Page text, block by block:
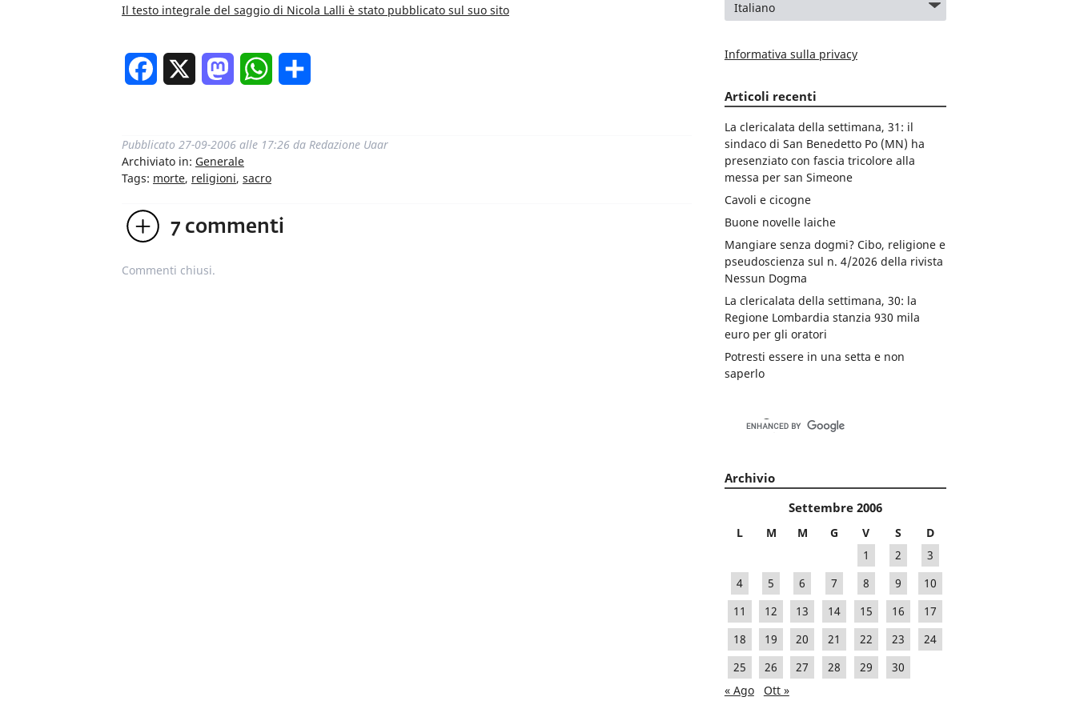
Il testo integrale del saggio di Nicola Lalli è stato pubblicato sul suo sito
Facebook MastodonWhatsApp
Pubblicato 27-09-2006 alle 17:26 da Redazione Uaar
Archiviato in: Generale
Tags: morte, religioni, sacro
7 commenti
Commenti chiusi.
Informativa sulla privacy
Articoli recenti
La clericalata della settimana, 31: il
sindaco di San Benedetto Po (MN) ha
presenziato con fascia tricolore alla
messa per san Simeone
Cavoli e cicogne
Buone novelle laiche
Mangiare senza dogmi? Cibo, religione e
pseudoscienza sul n. 4/2026 della rivista
Nessun Dogma
La clericalata della settimana, 30: la
Regione Lombardia stanzia 930 mila
euro per gli oratori
Potresti essere in una setta e non
saperlo
Archivio
Settembre 2006
L M M G V S
D
1
2
3
4
5 6 7 8 9
10
11
12 13 14 15 16
17
18
19 20 21 22 23
24
25
26 27 28 29
30
« Ago
Ott »